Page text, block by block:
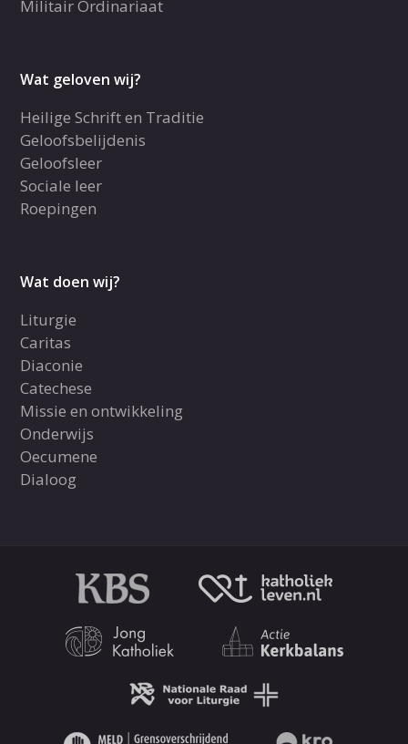
Militair Ordinariaat
Wat geloven wij?
Heilige Schrift en Traditie
Geloofsbelijdenis
Geloofsleer
Sociale leer
Roepingen
Wat doen wij?
Liturgie
Caritas
Diaconie
Catechese
Missie en ontwikkeling
Onderwijs
Oecumene
Dialoog